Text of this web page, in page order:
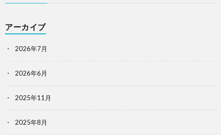
アーカイブ
2026年7月
2026年6月
2025年11月
2025年8月